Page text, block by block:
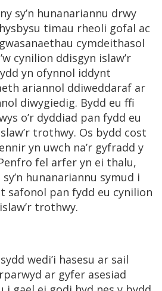
sy’n hunanariannu drwy
timau rheoli gofal ac
cymdeithasol
cynilion ddisgyn islaw’r
yn ofynnol iddynt
ariannol ddiweddaraf ar
diwygiedig. Bydd eu ffi
o’r dyddiad pan fydd eu
trothwy. Os bydd cost
yn uwch na’r gyfradd y
fel arfer yn ei thalu,
hunanariannu symud i
safonol pan fydd eu cynilion
trothwy.
wedi’i hasesu ar sail
ar gyfer asesiad